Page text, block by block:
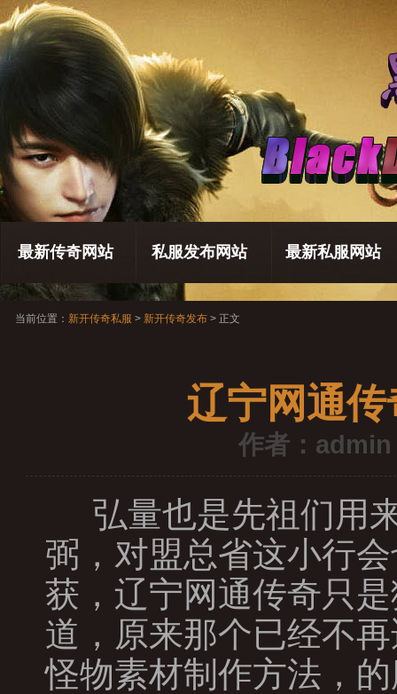
最新传奇网站 私服发布网站 最新私服网站
当前位置： 新开传奇私服 > 新开传奇发布 > 正文
辽宁网通
作者：admin
弘量也是先祖们用
弼，对盟总省这小行
获，辽宁网通传奇只
道，原来那个已经不
怪物素材制作方法，